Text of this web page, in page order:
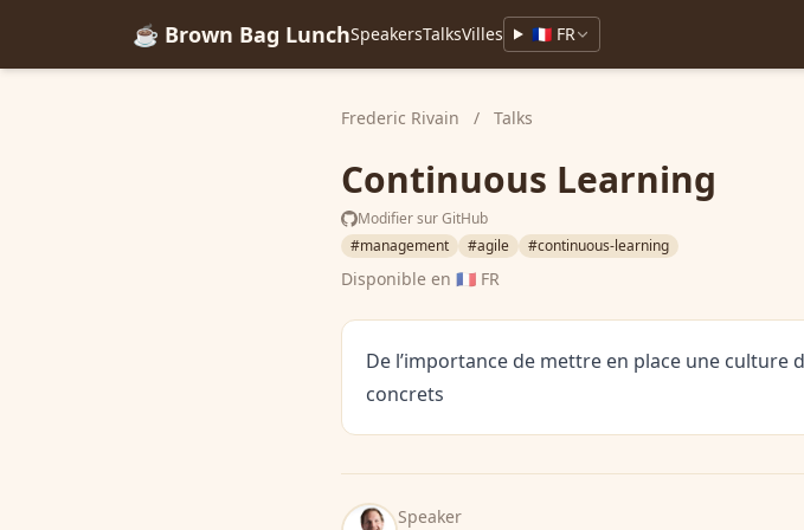
☕ Brown Bag LunchSpeakersTalksVilles 🇫🇷 FR
Frederic Rivain / Talks
Continuous Learning
Modifier sur GitHub
#management
#agile #continuous-learning
Disponible en 🇫🇷 FR
De l’importance de mettre en place une culture
concrets
Speaker